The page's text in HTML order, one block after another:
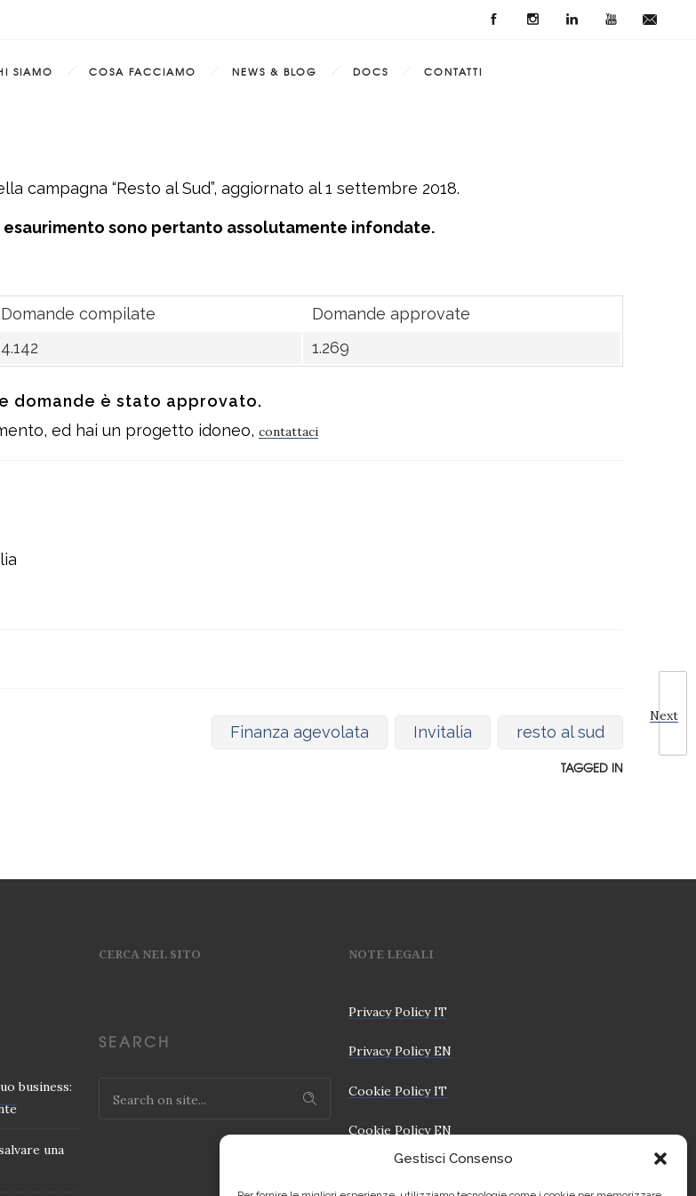
Gestisci Consenso
SIAMO COSA FACCIAMO NEWS & BLOG DOCS CONTATTI
Next
campagna “Resto al Sud”, aggiornato al 1 settembre 2018.
esaurimento sono pertanto assolutamente infondate.
Domande compilate
Domande approvate
4.142 1.269
domande è stato approvato.
ed hai un progetto idoneo, contattaci
Finanza agevolata Invitalia resto al sud
TAGGED IN
business:
una
CERCA NEL SITO
SEARCH
NOTE LEGALI
Privacy Policy IT
Privacy Policy EN
Cookie Policy IT
Cookie Policy EN